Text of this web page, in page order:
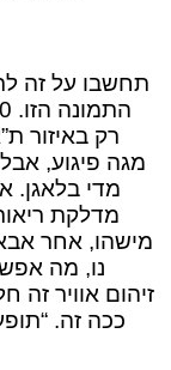
תחשבו על זה
מגה פיגוע, אב
מדי בלאגן.
מדלקת
מישהו, אחר
נו, מה
זיהום אוויר זה
ככה זה.